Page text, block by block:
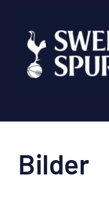
innehållet
Bilder